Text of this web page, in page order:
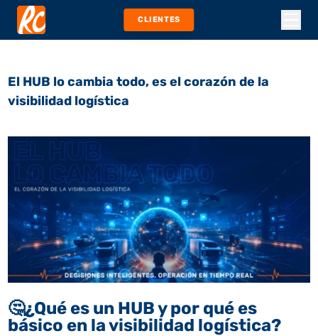
CLIENTES
El HUB lo cambia todo, es el corazón de la
visibilidad logística
🤔¿Qué es un HUB y por qué es
básico en la visibilidad logística?